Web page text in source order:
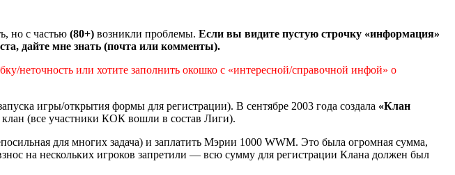
но с частью (80+) возникли проблемы. Если вы видите пустую строчку «информация»
дайте мне знать (почта или комменты).
неточность или хотите заполнить окошко с «интересной/справочной инфой» о
игры/открытия формы для регистрации). В сентябре 2003 года создала «Клан
(все участники КОК вошли в состав Лиги).
для многих задача) и заплатить Мэрии 1000 WWM. Это была огромная сумма,
на нескольких игроков запретили — всю сумму для регистрации Клана должен был